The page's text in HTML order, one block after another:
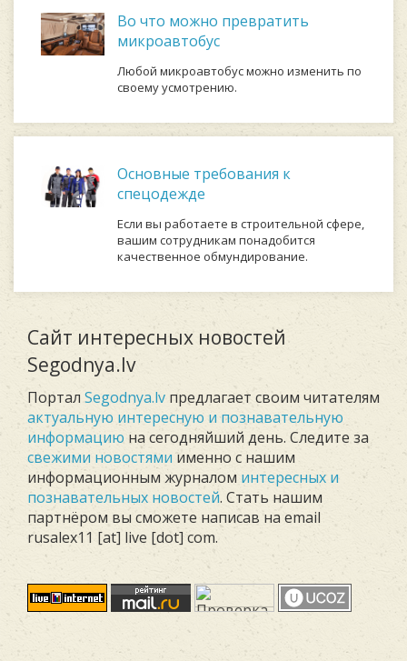
Во что можно превратить
микроавтобус
Любой микроавтобус можно изменить по
своему усмотрению.
Основные требования к
спецодежде
Если вы работаете в строительной сфере,
вашим сотрудникам понадобится
качественное обмундирование.
Сайт интересных новостей
Segodnya.lv
Портал Segodnya.lv предлагает своим читателям
актуальную интересную и познавательную
информацию на сегодняйший день. Следите за
свежими новостями именно с нашим
информационным журналом интересных и
познавательных новостей. Стать нашим
партнёром вы сможете написав на email
rusalex11 [at] live [dot] com.